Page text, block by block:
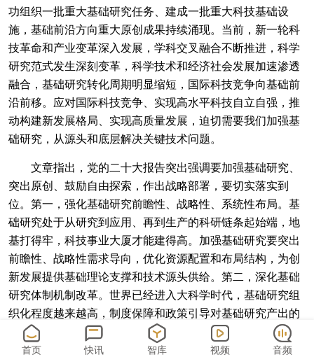
功组织一批重大基础研究任务、建成一批重大科技基础设
施，基础前沿方向重大原创成果持续涌现。当前，新一轮科
技革命和产业变革深入发展，学科交叉融合不断推进，科学
研究范式发生深刻变革，科学技术和经济社会发展加速渗透
融合，基础研究转化周期明显缩短，国际科技竞争向基础前
沿前移。应对国际科技竞争、实现高水平科技自立自强，推
动构建新发展格局、实现高质量发展，迫切需要我们加强基
础研究，从源头和底层解决关键技术问题。
文章指出，党的二十大报告突出强调要加强基础研究、
突出原创、鼓励自由探索，作出战略部署，要切实落实到
位。第一，强化基础研究前瞻性、战略性、系统性布局。基
础研究处于从研究到应用、再到生产的科研链条起始端，地
基打得牢，科技事业大厦才能建得高。加强基础研究要突出
前瞻性、战略性需求导向，优化资源配置和布局结构，为创
新发展提供基础理论支撑和技术源头供给。第二，深化基础
研究体制机制改革。世界已经进入大科学时代，基础研究组
织化程度越来越高，制度保障和政策引导对基础研究产出的
影响越来越大。必须优化细化改革方案，发挥好制度、政策
的价值驱动和战略牵引作用。第三，建设基础研究高水平支
首页 快讯 智库 视频 音频